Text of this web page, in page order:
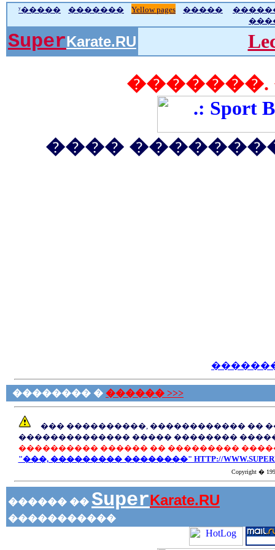
ʸ����� ������� Yellow pages �����
SuperKarate.RU
����
�������� � ������ >>>
��� ����������, ������������ ��
�������������� ����� ��������
���������� ������ �� ���������
"���, ��������� ��������" HTTP://
Copyright �
������ �� SuperKarate.RU
�����������